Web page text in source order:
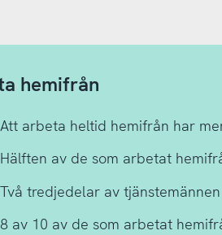
hemifrån
Att arbeta heltid hemifrån har
av de som arbetat
tredjedelar av
av 10 av de som arbetat